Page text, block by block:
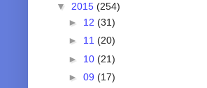
▼ 2015 (254)
► 12 (31)
► 11 (20)
► 10 (21)
► 09 (17)